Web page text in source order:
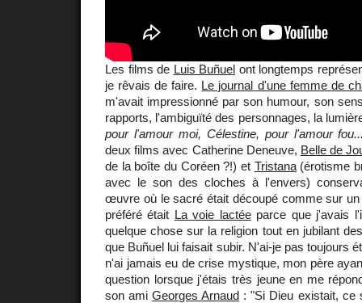
Les films de Luis Buñuel ont longtemps
je rêvais de faire. Le journal d'une femme de
m'avait impressionné par son humour, son
rapports, l'ambiguïté des personnages, la
pour l'amour moi, Célestine, pour l'amour
deux films avec Catherine Deneuve, Belle de
de la boîte du Coréen ?!) et Tristana(érotisme
avec le son des cloches à l'envers)
œuvre où le sacré était découpé comme sur
préféré était La voie lactéeparce que j'avais
quelque chose sur la religion tout en jubilant
que Buñuel lui faisait subir. N'ai-je pas toujours
n'ai jamais eu de crise mystique, mon père
question lorsque j'étais très jeune en me
son amiGeorges Arnaud : "Si Dieu existait, ce